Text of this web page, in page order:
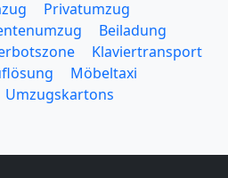
Privatumzug
Beiladung
Klaviertransport
Möbeltaxi
Umzugskartons